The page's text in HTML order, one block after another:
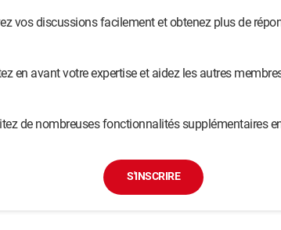
vos discussions facilement et obtenez plus de
en avant votre expertise et aidez les autres
de nombreuses fonctionnalités supplémentaires
S'INSCRIRE